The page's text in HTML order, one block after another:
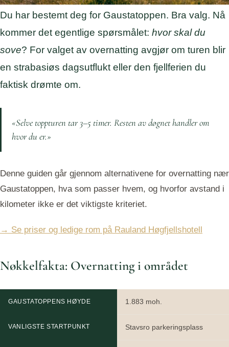
Du har bestemt deg for Gaustatoppen. Bra valg. Nå
kommer det egentlige spørsmålet: hvor skal du
sove? For valget av overnatting avgjør om turen blir
en strabasiøs dagsutflukt eller den fjellferien du
faktisk drømte om.
«Selve toppturen tar 3–5 timer. Resten av døgnet handler om
hvor du er.»
Denne guiden går gjennom alternativene for overnatting nær
Gaustatoppen, hva som passer hvem, og hvorfor avstand i
kilometer ikke er det viktigste kriteriet.
→ Se priser og ledige rom på Rauland Høgfjellshotell
Nøkkelfakta: Overnatting i området
GAUSTATOPPENS HØYDE 1.883 moh.
VANLIGSTE STARTPUNKT Stavsro parkeringsplass